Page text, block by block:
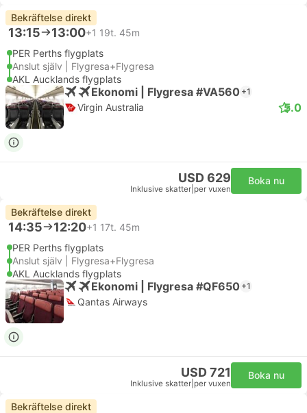
Bekräftelse direkt
13:15 13:00+1 19t. 45m
PER Perths flygplats
Anslut själv | Flygresa+Flygresa
AKL Aucklands flygplats
Ekonomi | Flygresa #VA560 +1
Virgin Australia 5.0
USD 629
Inklusive skatter per vuxen
Boka nu
Bekräftelse direkt
14:35 12:20+1 17t. 45m
PER Perths flygplats
Anslut själv | Flygresa+Flygresa
AKL Aucklands flygplats
Ekonomi | Flygresa #QF650 +1
Qantas Airways
USD 721
Inklusive skatter per vuxen
Boka nu
Bekräftelse direkt